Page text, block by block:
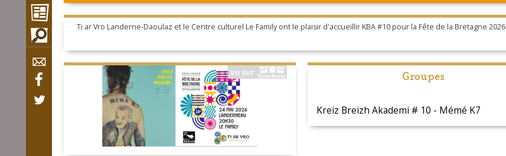
Ti ar Vro Landerne-Daoulaz et le Centre culturel Le Family ont le plaisir d'accueillir KBA #10 pour la Fête de la Bretagne 2026
Groupes
Kreiz Breizh Akademi # 10 - Mémé K7